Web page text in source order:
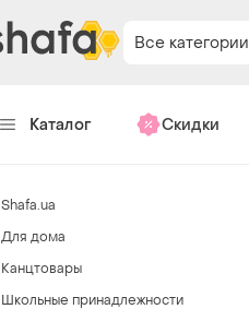
Все категории
Каталог Скидки
Shafa.ua
Для дома
Канцтовары
Школьные принадлежности